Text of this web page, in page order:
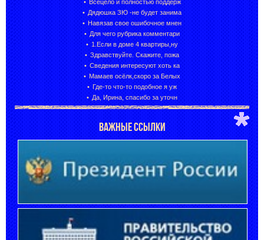
Всецело и полностью поддерж
Дядюшка ЗЮ -не будет занима
Навязав свое ошибочное мнен
Для чего рубрика комментари
1.Если в доме 4 квартиры,ну
Здравствуйте. Скажите, пожа
Сведения интересуют хоть ка
Мамаев осёлк,скоро за Белых
Где-то что-то подобное я уж
Да, Ирина, спасибо за уточн
ВАЖНЫЕ ССЫЛКИ